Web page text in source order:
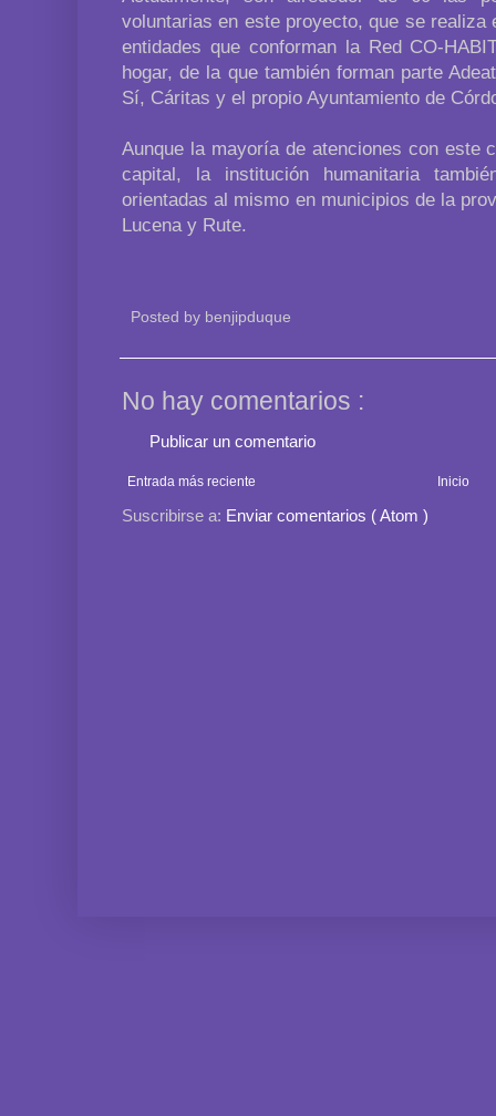
voluntarias en este proyecto, que se realiza
entidades que conforman la Red CO-
hogar, de la que también forman parte
Sí, Cáritas y el propio Ayuntamiento de
Aunque la mayoría de atenciones con este
capital, la institución humanitaria
orientadas al mismo en municipios de la
Lucena y Rute.
Posted by benjipduque
No hay comentarios :
Publicar un comentario
Entrada más reciente Inicio
Suscribirse a: Enviar comentarios ( Atom )